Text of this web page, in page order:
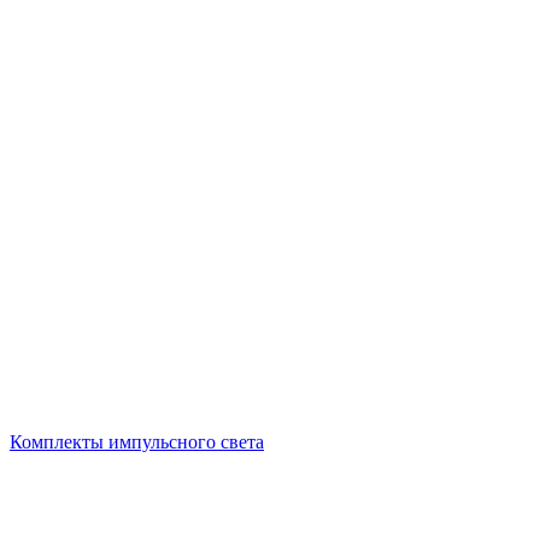
Комплекты импульсного света